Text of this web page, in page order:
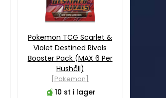
Pokemon TCG Scarlet &
Violet Destined Rivals
Booster Pack (MAX 6 Per
Hushåll)
[Pokemon]
10 st i lager